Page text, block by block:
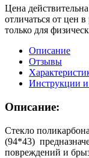
Цена
отличаться от цен
только для
Описание
Отзывы
Инструкции
Описание:
Стекло
(94*43)
повреждений и